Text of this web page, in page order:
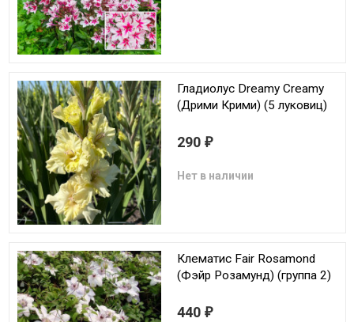
Гладиолус Dreamy Creamy
(Дрими Крими) (5 луковиц)
290 ₽
Нет в наличии
Клематис Fair Rosamond
(Фэйр Розамунд) (группа 2)
440 ₽